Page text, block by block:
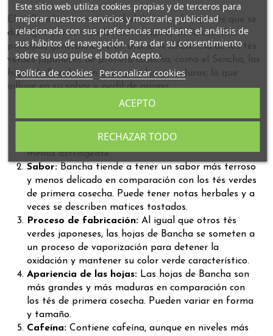
El té Bancha es una variedad de té verde japonés que se
distingue por ser recolectado después de la cosecha
principal, generalmente en otoño. A diferencia de los tés
verdes japoneses de primera cosecha, como el Sencha, las
hojas de Bancha son más grandes y maduras, lo que
influye en su sabor y perfil de aroma.
más maduras contribuyen a un sabor más robusto y
menos astringente.
Sabor:Bancha tiende a tener un sabor más terroso
y menos delicado en comparación con los tés verdes
de primera cosecha. Puede tener notas herbales y a
veces se describen matices tostados.
Proceso de fabricación: Al igual que otros tés
verdes japoneses, las hojas de Bancha se someten a
un proceso de vaporización para detener la
oxidación y mantener su color verde característico.
Apariencia de las hojas: Las hojas de Bancha son
más grandes y más maduras en comparación con
los tés de primera cosecha. Pueden variar en forma
y tamaño.
Cafeína: Contiene cafeína, aunque en niveles más
Este sitio web utiliza cookies propias y de terceros para
mejorar nuestros servicios y mostrarle publicidad
relacionada con sus preferencias mediante el análisis de
sus hábitos de navegación. Para dar su consentimiento
sobre su uso pulse el botón Acepto.
Política de cookies Personalizar cookies
RECHAZAR TODO
ACEPTO